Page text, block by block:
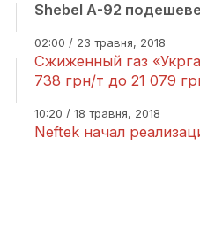
Shebel А-92
02:00 / 23 травня, 2018
Сжиженный газ
738 грн/т до 21 079
10:20 / 18 травня, 2018
Neftek начал